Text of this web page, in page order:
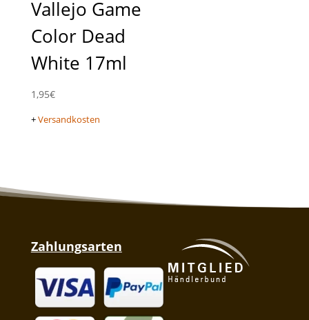
Vallejo Game
Color Dead
White 17ml
1,95€
+Versandkosten
Zahlungsarten